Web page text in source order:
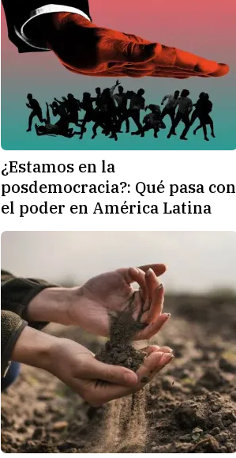
¿Estamos en la
posdemocracia?: Qué pasa con
el poder en América Latina